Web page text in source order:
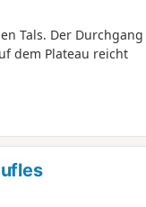
Tals. Der Durchgang
dem Plateau reicht